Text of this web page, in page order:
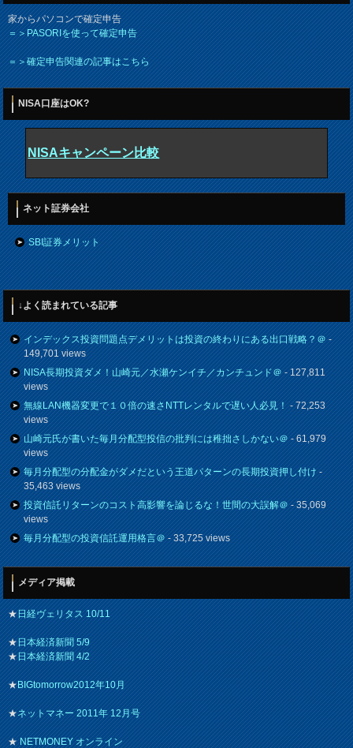
家からパソコンで確定申告
＝＞PASORIを使って確定申告
＝＞確定申告関連の記事はこちら
NISA口座はOK?
NISAキャンペーン比較
ネット証券会社
SBI証券メリット
↓よく読まれている記事
インデックス投資問題点デメリットは投資の終わりにある出口戦略？＠-
149,701 views
NISA長期投資ダメ！山崎元／水瀬ケンイチ／カンチュンド＠- 127,811
views
無線LAN機器変更で１０倍の速さNTTレンタルで遅い人必見！- 72,253
views
山崎元氏が書いた毎月分配型投信の批判には稚拙さしかない＠- 61,979
views
毎月分配型の分配金がダメだという王道パターンの長期投資押し付け-
35,463 views
投資信託リターンのコスト高影響を論じるな！世間の大誤解＠- 35,069
views
毎月分配型の投資信託運用格言＠- 33,725 views
メディア掲載
★日経ヴェリタス 10/11
★日本経済新聞 5/9
★日本経済新聞 4/2
★BIGtomorrow2012年10月
★ネットマネー 2011年 12月号
★NETMONEY オンライン